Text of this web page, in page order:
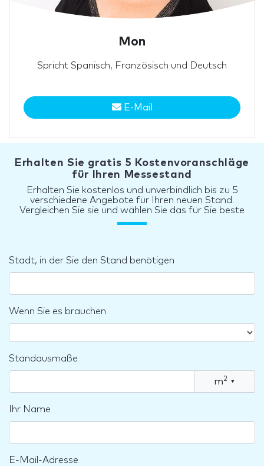
Mon
Spricht Spanisch, Französisch und Deutsch
E-Mail
Erhalten Sie gratis 5 Kostenvoranschläge
für Ihren Messestand
Erhalten Sie kostenlos und unverbindlich bis zu 5
verschiedene Angebote für Ihren neuen Stand.
Vergleichen Sie sie und wählen Sie das für Sie beste
Stadt, in der Sie den Stand benötigen
Wenn Sie es brauchen
Standausmaße
m2 ▾
Ihr Name
E-Mail-Adresse